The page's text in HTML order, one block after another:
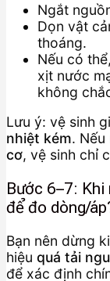
Ngắt
Dọn vật
thoáng.
Nếu có
xịt nước
không
Lưu ý: vệ sinh
nhiệt kém. Nếu
cơ, vệ sinh chỉ
Bước 6–7:
để đo dòng/
Bạn nên dừng
hiệu quá tải
để xác định